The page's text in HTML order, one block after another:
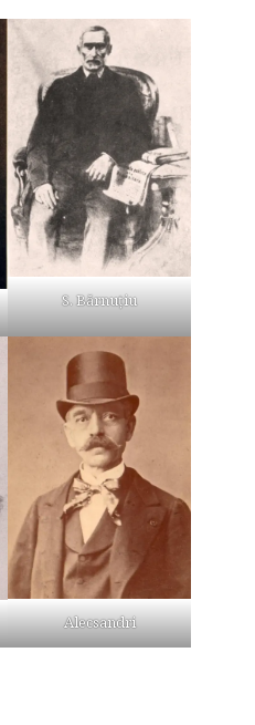
S. Bărnuțiu
Alecsandri